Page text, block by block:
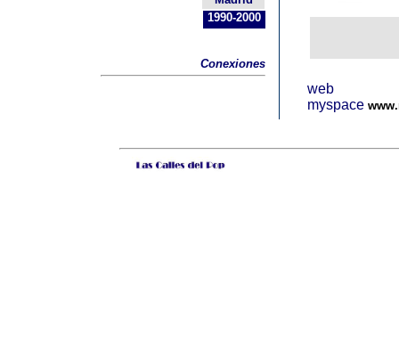
web
myspace
1990-2000
Conexiones